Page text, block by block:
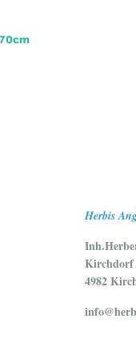
Herbis
Kirchdorf
4982